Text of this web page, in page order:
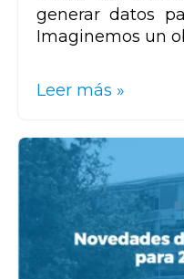
generar datos
Imaginemos un
Leer más »